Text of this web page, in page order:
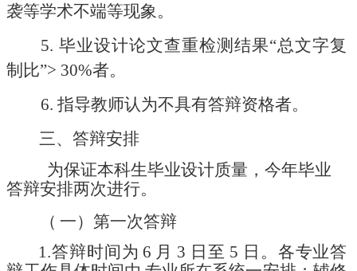
袭等学术不端等现象。
5. 毕业设计论文查重检测结果“总文字复
制比”> 30%者。
6.指导教师认为不具有答辩资格者。
三、答辩安排
为保证本科生毕业设计质量，今年毕业
答辩安排两次进行。
（ 一）第一次答辩
1.答辩时间为 6 月 3 日至 5 日。 各专业答